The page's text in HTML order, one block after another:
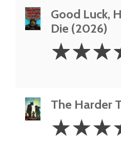
Good Luck,
Die (2026)
3.5
Stars
☆☆☆
The Harder
Stars
☆☆☆